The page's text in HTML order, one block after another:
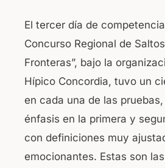
El tercer día de
Concurso Regional de
Fronteras”, bajo la
Hípico Concordia, tuvo un
en cada una de las
énfasis en la primera y
con definiciones muy
emocionantes. Estas son